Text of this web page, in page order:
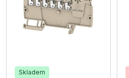
Skladem